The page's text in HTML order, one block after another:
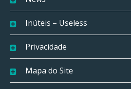
Inúteis – Useless
Privacidade
Mapa do Site